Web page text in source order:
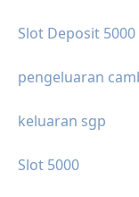
Slot Deposit 5000
pengeluaran
keluaran sgp
Slot 5000